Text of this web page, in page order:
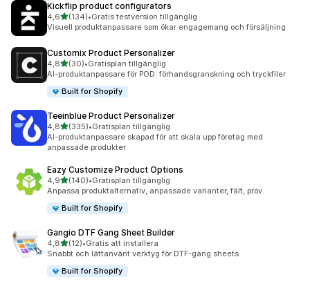
Kickflip product configurators
4,6av 5 stjärnor
(134)
134 recensioner totalt
•Gratis testversion tillgänglig
Visuell produktanpassare som ökar engagemang och försäljning
Customix Product Personalizer
4,8av 5 stjärnor
(30)
30 recensioner totalt
•Gratisplan tillgänglig
AI-produktanpassare för POD: förhandsgranskning och tryckfiler
Built for Shopify
Teeinblue Product Personalizer
4,8av 5 stjärnor
(335)
335 recensioner totalt
•Gratisplan tillgänglig
AI-produktanpassare skapad för att skala upp företag med
anpassade produkter
Eazy Customize Product Options
4,9av 5 stjärnor
(140)
140 recensioner totalt
•Gratisplan tillgänglig
Anpassa produktalternativ, anpassade varianter, fält, prov.
Built for Shopify
Gangio DTF Gang Sheet Builder
4,8av 5 stjärnor
(12)
12 recensioner totalt
•Gratis att installera
Snabbt och lättanvänt verktyg för DTF-gang sheets
Built for Shopify